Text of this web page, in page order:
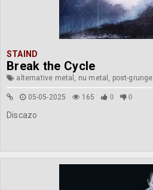
STAIND
Break the Cycle
alternative metal, nu metal, post-grunge
05-05-2025 165 0 0
Discazo